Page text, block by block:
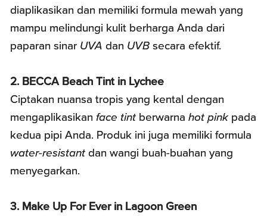
diaplikasikan dan memiliki formula mewah yang
mampu melindungi kulit berharga Anda dari
paparan sinar UVA dan UVB secara efektif.
2. BECCA Beach Tint in Lychee
Ciptakan nuansa tropis yang kental dengan
mengaplikasikan face tint berwarna hot pink pada
kedua pipi Anda. Produk ini juga memiliki formula
water-resistant dan wangi buah-buahan yang
menyegarkan.
3. Make Up For Ever in Lagoon Green